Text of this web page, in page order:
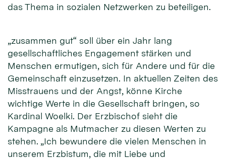
das Thema in sozialen Netzwerken zu beteiligen.
„zusammen gut“ soll über ein Jahr lang
gesellschaftliches Engagement stärken und
Menschen ermutigen, sich für Andere und für die
Gemeinschaft einzusetzen. In aktuellen Zeiten des
Misstrauens und der Angst, könne Kirche
wichtige Werte in die Gesellschaft bringen, so
Kardinal Woelki. Der Erzbischof sieht die
Kampagne als Mutmacher zu diesen Werten zu
stehen. „Ich bewundere die vielen Menschen in
unserem Erzbistum, die mit Liebe und